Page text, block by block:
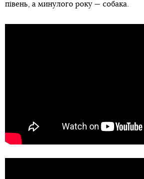
півень, а минулого року — собака.